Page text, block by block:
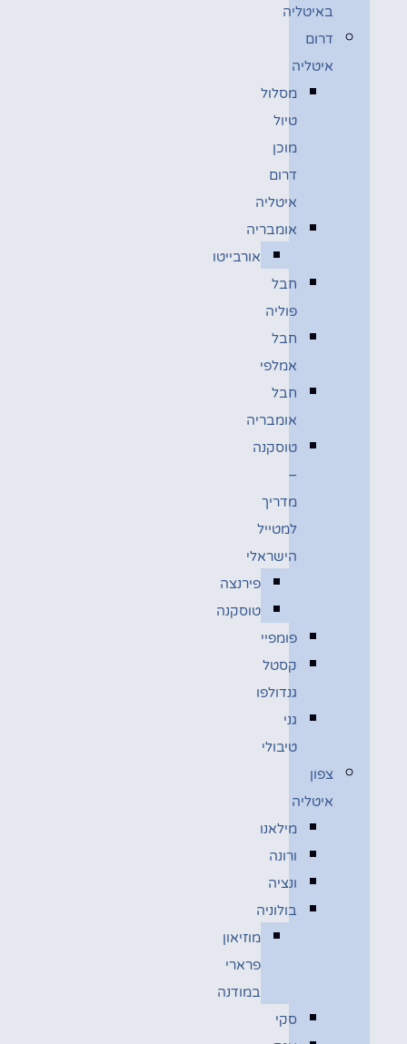
באיטליה
דרום
איטליה
מסלול
טיול
מוכן
דרום
איטליה
אומבריה
אורבייטו
חבל
פוליה
חבל
אמלפי
חבל
אומבריה
טוסקנה
–
מדריך
למטייל
הישראלי
פירנצה
טוסקנה
פומפיי
קסטל
גנדולפו
גני
טיבולי
צפון
איטליה
מילאנו
ורונה
ונציה
בולוניה
מוזיאון
פרארי
במודנה
סקי